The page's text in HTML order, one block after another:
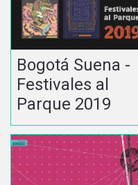
Bogotá Suena -
Festivales al
Parque 2019